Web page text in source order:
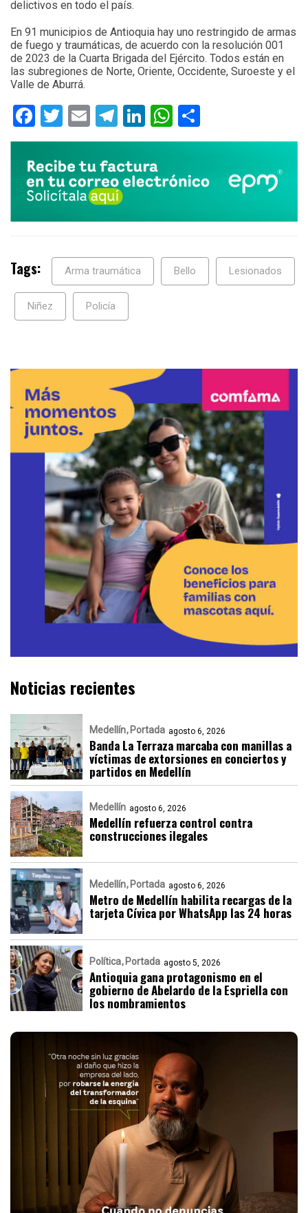
delictivos en todo el país.
En 91 municipios de Antioquia hay uno restringido de armas
de fuego y traumáticas, de acuerdo con la resolución 001
de 2023 de la Cuarta Brigada del Ejército. Todos están en
las subregiones de Norte, Oriente, Occidente, Suroeste y el
Valle de Aburrá.
Facebook
Twitter
EmailTelegram
LinkedIn
WhatsApp
Tags: Arma traumática Bello Lesionados
Niñez Policía
Noticias recientes
Medellín Portada agosto 6, 2026
Banda La Terraza marcaba con manillas a
víctimas de extorsiones en conciertos y
partidos en Medellín
Medellín agosto 6, 2026
Medellín refuerza control contra
construcciones ilegales
Medellín Portada agosto 6, 2026
Metro de Medellín habilita recargas de la
tarjeta Cívica por WhatsApp las 24 horas
Política Portada agosto 5, 2026
Antioquia gana protagonismo en el
gobierno de Abelardo de la Espriella con
los nombramientos